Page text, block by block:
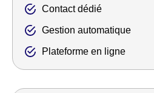
Contact dédié
Gestion automatique
Plateforme en ligne